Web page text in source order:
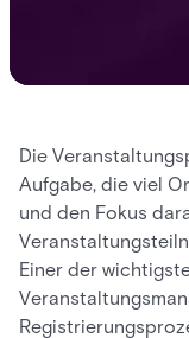
Die
Aufgabe, die viel
und den Fokus
Einer der